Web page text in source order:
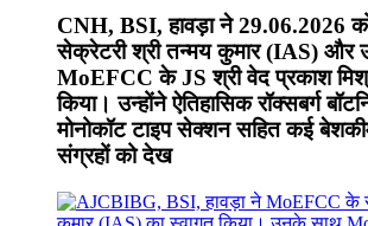
CNH, BSI, हावड़ा ने 29.06.2026
सेक्रेटरी श्री तन्मय कुमार (IAS)
MoEFCC के JS श्री वेद प्रकाश
किया। उन्होंने ऐतिहासिक रॉक्सबर्ग
मोनोकॉट टाइप सेक्शन सहित कई
संग्रहों को देख